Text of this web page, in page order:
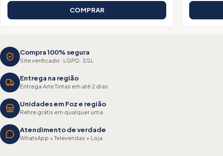
COMPRAR
Compra 100% segura
Site verificado · LGPD · SSL
Entrega na região
Entrega Arte Tintas em até 2 dias
Unidades em Foz e região
Retire grátis em qualquer uma
Atendimento de verdade
WhatsApp + Televendas + Loja